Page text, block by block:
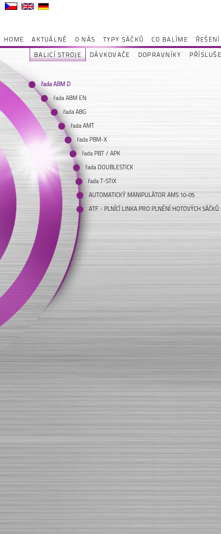
HOME AKTUÁLNĚ O NÁS TYPY SÁČKŮ CO BALÍME
BALICÍ STROJE DÁVKOVAČE DOPRAVNÍKY
řada ABM D
řada ABM EN
řada ABG
řada AMT
řada PBM-X
řada PBT / APK
řada DOUBLESTICK
řada T-STIX
AUTOMATICKÝ MANIPULÁTOR AMS 10-05
ATF - PLNÍCÍ LINKA PRO PLNĚNÍ HOTOVÝCH SÁČKŮ